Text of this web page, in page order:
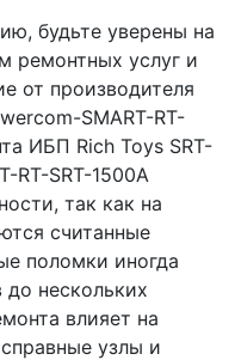
будьте уверены на
ремонтных услуг и
от производителя
SMART-RT-
ИБП Rich Toys SRT-
RT-SRT-1500A
так как на
считанные
поломки иногда
до нескольких
влияет на
узлы и